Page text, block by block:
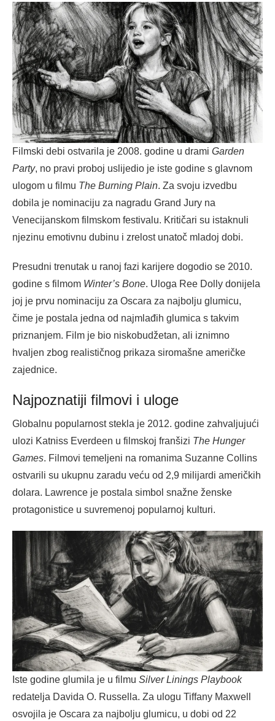
Filmski debi ostvarila je 2008. godine u drami Garden
Party, no pravi proboj uslijedio je iste godine s glavnom
ulogom u filmu The Burning Plain. Za svoju izvedbu
dobila je nominaciju za nagradu Grand Jury na
Venecijanskom filmskom festivalu. Kritičari su istaknuli
njezinu emotivnu dubinu i zrelost unatoč mladoj dobi.
Presudni trenutak u ranoj fazi karijere dogodio se 2010.
godine s filmom Winter’s Bone. Uloga Ree Dolly donijela
joj je prvu nominaciju za Oscara za najbolju glumicu,
čime je postala jedna od najmlađih glumica s takvim
priznanjem. Film je bio niskobudžetan, ali iznimno
hvaljen zbog realističnog prikaza siromašne američke
zajednice.
Najpoznatiji filmovi i uloge
Globalnu popularnost stekla je 2012. godine zahvaljujući
ulozi Katniss Everdeen u filmskoj franšizi The Hunger
Games. Filmovi temeljeni na romanima Suzanne Collins
ostvarili su ukupnu zaradu veću od 2,9 milijardi američkih
dolara. Lawrence je postala simbol snažne ženske
protagonistice u suvremenoj popularnoj kulturi.
Iste godine glumila je u filmu Silver Linings Playbook
redatelja Davida O. Russella. Za ulogu Tiffany Maxwell
osvojila je Oscara za najbolju glumicu, u dobi od 22